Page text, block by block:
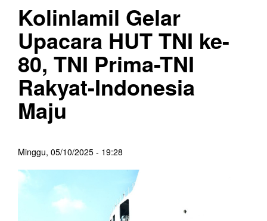
Kolinlamil Gelar
Upacara HUT TNI ke-
80, TNI Prima-TNI
Rakyat-Indonesia
Maju
Minggu, 05/10/2025 - 19:28